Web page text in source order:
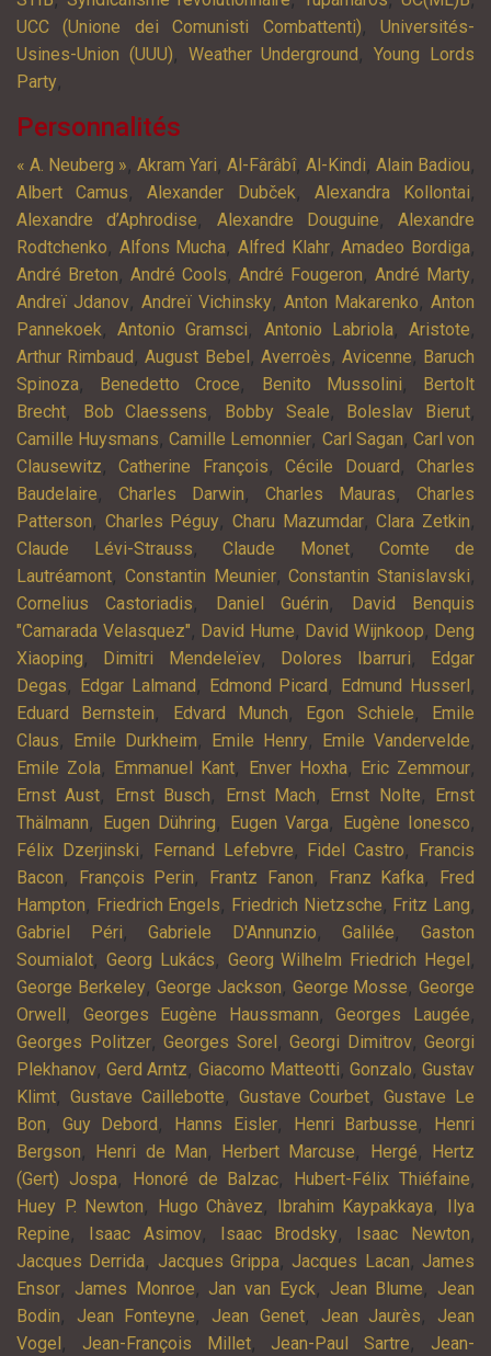
UCC (Unione dei Comunisti Combattenti),Universités-
Usines-Union (UUU), Weather Underground,Young Lords
Party,
Personnalités
« A. Neuberg », Akram Yari, Al-Fârâbî, Al-Kindi, Alain Badiou,
Albert Camus,Alexander Dubček, Alexandra Kollontai,
Alexandre d’Aphrodise, Alexandre Douguine, Alexandre
Rodtchenko, Alfons Mucha,Alfred Klahr,Amadeo Bordiga,
André Breton, André Cools, André Fougeron, André Marty,
Andreï Jdanov, Andreï Vichinsky, Anton Makarenko, Anton
Pannekoek,Antonio Gramsci, Antonio Labriola,Aristote,
Arthur Rimbaud,August Bebel, Averroès, Avicenne, Baruch
Spinoza, Benedetto Croce, Benito Mussolini, Bertolt
Brecht, Bob Claessens, Bobby Seale, Boleslav Bierut,
Camille Huysmans,Camille Lemonnier, Carl Sagan, Carl von
Clausewitz,Catherine François,Cécile Douard,Charles
Baudelaire, Charles Darwin, Charles Mauras, Charles
Patterson, Charles Péguy,Charu Mazumdar,Clara Zetkin,
Claude Lévi-Strauss,Claude Monet,Comte de
Lautréamont, Constantin Meunier,Constantin Stanislavski,
Cornelius Castoriadis, Daniel Guérin, David Benquis
"Camarada Velasquez", David Hume, David Wijnkoop, Deng
Xiaoping, Dimitri Mendeleïev, Dolores Ibarruri, Edgar
Degas, Edgar Lalmand, Edmond Picard, Edmund Husserl,
Eduard Bernstein, Edvard Munch, Egon Schiele, Emile
Claus, Emile Durkheim, Emile Henry, Emile Vandervelde,
Emile Zola, Emmanuel Kant, Enver Hoxha, Eric Zemmour,
Ernst Aust, Ernst Busch, Ernst Mach, Ernst Nolte, Ernst
Thälmann, Eugen Dühring, Eugen Varga, Eugène Ionesco,
Félix Dzerjinski, Fernand Lefebvre, Fidel Castro, Francis
Bacon, François Perin, Frantz Fanon, Franz Kafka, Fred
Hampton, Friedrich Engels, Friedrich Nietzsche, Fritz Lang,
Gabriel Péri,Gabriele D'Annunzio,Galilée,Gaston
Soumialot, Georg Lukács, Georg Wilhelm Friedrich Hegel,
George Berkeley,George Jackson, George Mosse,George
Orwell, Georges Eugène Haussmann,Georges Laugée,
Georges Politzer, Georges Sorel, Georgi Dimitrov, Georgi
Plekhanov,Gerd Arntz, Giacomo Matteotti, Gonzalo,Gustav
Klimt, Gustave Caillebotte, Gustave Courbet,Gustave Le
Bon, Guy Debord, Hanns Eisler, Henri Barbusse, Henri
Bergson, Henri de Man, Herbert Marcuse, Hergé, Hertz
(Gert) Jospa, Honoré de Balzac, Hubert-Félix Thiéfaine,
Huey P. Newton, Hugo Chàvez, Ibrahim Kaypakkaya, Ilya
Repine, Isaac Asimov, Isaac Brodsky, Isaac Newton,
Jacques Derrida, Jacques Grippa, Jacques Lacan, James
Ensor, James Monroe, Jan van Eyck, Jean Blume, Jean
Bodin, Jean Fonteyne, Jean Genet, Jean Jaurès, Jean
Vogel, Jean-François Millet, Jean-Paul Sartre, Jean-